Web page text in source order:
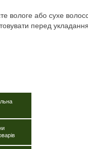
вологе або сухе
перед